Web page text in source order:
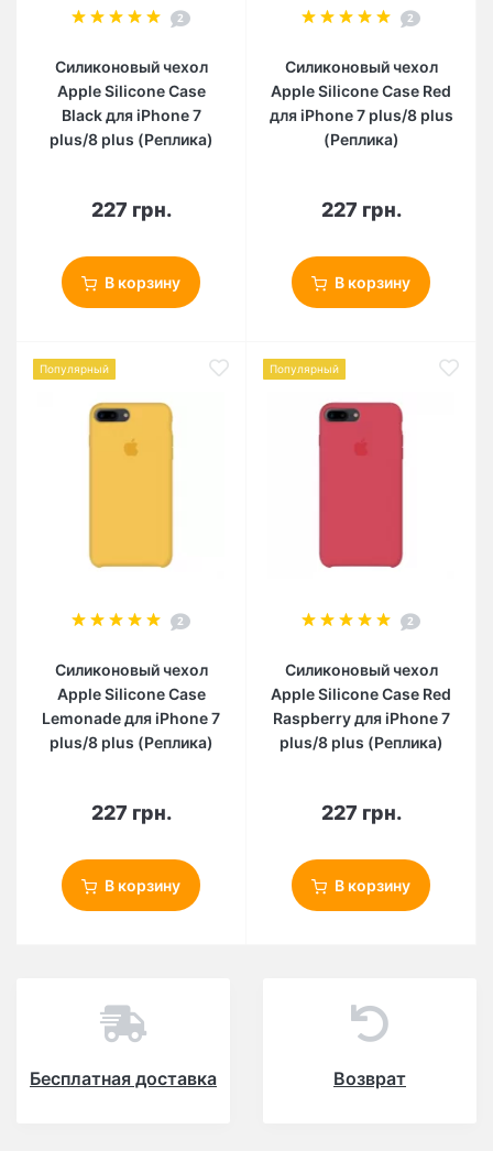
2
Силиконовый чехол
Apple Silicone Case
Black для iPhone 7
plus/8 plus (Реплика)
227 грн.
В корзину
2
Силиконовый чехол
Apple Silicone Case Red
для iPhone 7 plus/8 plus
(Реплика)
227 грн.
В корзину
Популярный
2
Силиконовый чехол
Apple Silicone Case
Lemonade для iPhone 7
plus/8 plus (Реплика)
227 грн.
В корзину
Популярный
2
Силиконовый чехол
Apple Silicone Case Red
Raspberry для iPhone 7
plus/8 plus (Реплика)
227 грн.
В корзину
Бесплатная доставка Возврат